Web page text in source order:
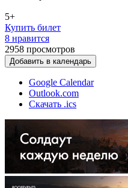
5+
Купить билет
8 нравится
2958 просмотров
Добавить в календарь
Google Calendar
Outlook.com
Скачать .ics